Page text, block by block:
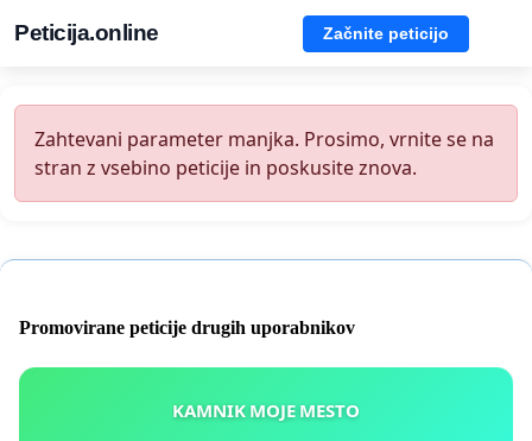
Peticija.online Začnite peticijo
Zahtevani parameter manjka. Prosimo, vrnite se na
stran z vsebino peticije in poskusite znova.
Promovirane peticije drugih uporabnikov
KAMNIK MOJE MESTO